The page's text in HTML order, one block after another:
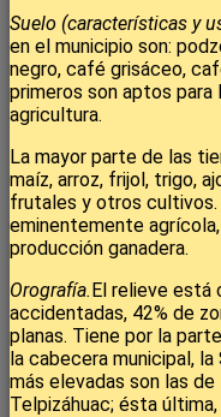
Suelo (características y
en el municipio son:
negro, café grisáceo,
primeros son aptos para
agricultura.
La mayor parte de las
maíz, arroz, frijol, trigo,
frutales y otros cultivos.
eminentemente
producción ganadera.
Orografía.El relieve está
accidentadas, 42% de
planas. Tiene por la
la cabecera municipal,
más elevadas son las
Telpizáhuac; ésta